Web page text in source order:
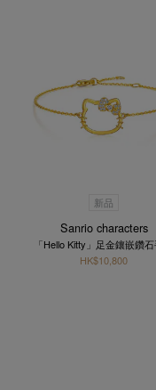
新品
Sanrio characters
「Hello Kitty」足金鑲嵌鑽
HK$10,800